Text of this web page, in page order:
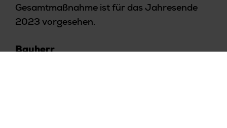
Gesamtmaßnahme ist für das Jahresende
2023 vorgesehen.
Bauherr